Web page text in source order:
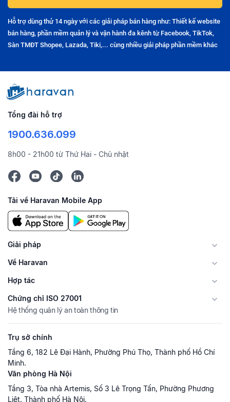
Hỗ trợ dùng thử 14 ngày với các giải pháp bán hàng như: Thiết kế website
bán hàng, phần mềm quản lý và vận hành đa kênh từ Facebook, TikTok,
Sàn TMĐT Shopee, Lazada, Tiki,... cùng nhiều giải pháp phần mềm khác
Tổng đài hỗ trợ
1900.636.099
8h00 - 21h00 từ Thứ Hai - Chủ nhật
Tải về Haravan Mobile App
Giải pháp
Về Haravan
Hợp tác
Chứng chỉ ISO 27001
Hệ thống quản lý an toàn thông tin
Trụ sở chính
Tầng 6, 182 Lê Đại Hành, Phường Phú Thọ, Thành phố Hồ Chí
Minh.
Văn phòng Hà Nội
Tầng 3, Tòa nhà Artemis, Số 3 Lê Trọng Tấn, Phường Phương
Liệt, Thành phố Hà Nội.